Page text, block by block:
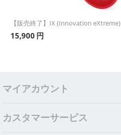
【販売終了】IX (Innovation eXtreme)
15,900 円
マイアカウント
カスタマーサービス